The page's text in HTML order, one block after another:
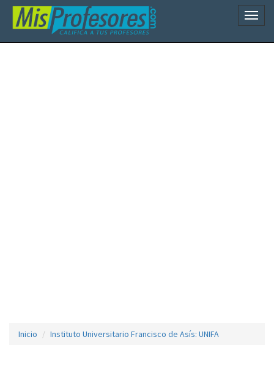
Inicio Instituto Universitario Francisco de Asís: UNIFA